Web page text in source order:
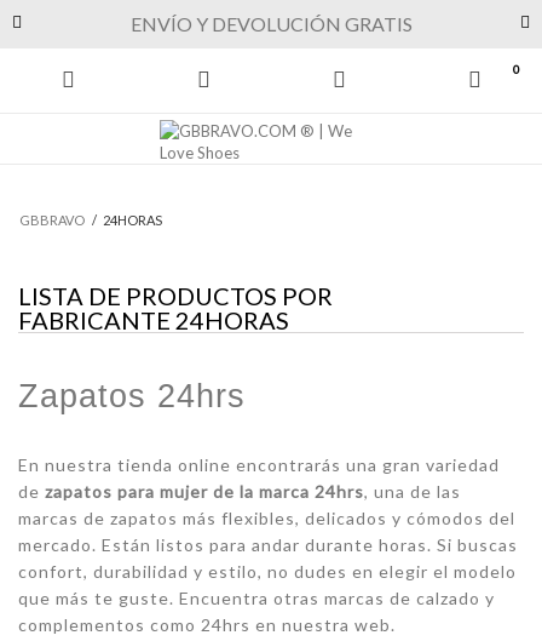
ENVÍO Y DEVOLUCIÓN GRATIS Next
0
GBBRAVO / 24HORAS
LISTA DE PRODUCTOS POR
FABRICANTE 24HORAS
Zapatos 24hrs
En nuestra tienda online encontrarás una gran variedad
de zapatos para mujer de la marca 24hrs, una de las
marcas de zapatos más flexibles, delicados y cómodos del
mercado. Están listos para andar durante horas. Si buscas
confort, durabilidad y estilo, no dudes en elegir el modelo
que más te guste. Encuentra otras marcas de calzado y
complementos como 24hrs en nuestra web.